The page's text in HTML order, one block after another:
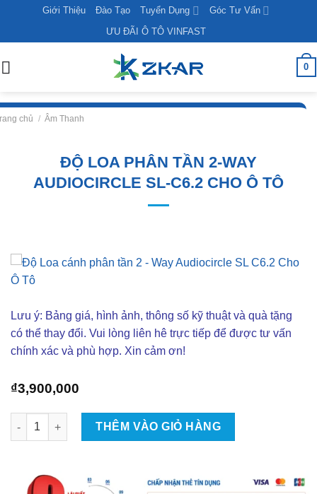
content
Giới Thiệu Đào Tạo Tuyển Dụng
Góc Tư Vấn
ƯU ĐÃI Ô TÔ VINFAST
0
chủ / Âm Thanh
ĐỘ LOA PHÂN TẦN 2-WAY
AUDIOCIRCLE SL-C6.2 CHO Ô TÔ
Lưu ý: Bảng giá, hình ảnh, thông số kỹ thuật và quà tặng
có thể thay đổi. Vui lòng liên hê trực tiếp để được tư vấn
chính xác và phù hợp. Xin cảm ơn!
₫3,900,000
Độ Loa Phân Tần 2-Way AudioCircle SL-C6.2 Cho Ô Tô số
THÊM VÀO GIỎ HÀNG